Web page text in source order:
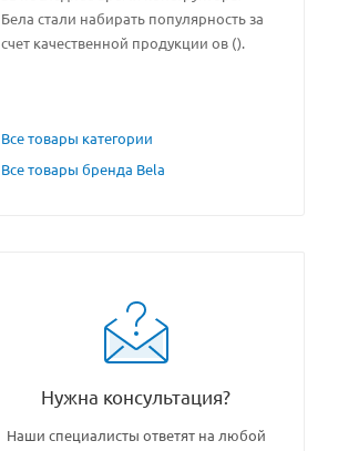
Бела стали набирать популярность за
счет качественной продукции ов ().
Все товары категории
Все товары бренда Bela
Нужна консультация?
Наши специалисты ответят на любой